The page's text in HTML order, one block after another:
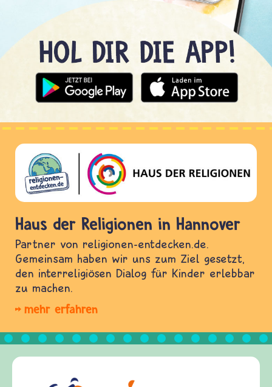
Haus der Religionen in Hannover
Partner von religionen-entdecken.de.
Gemeinsam haben wir uns zum Ziel gesetzt,
den interreligiösen Dialog für Kinder erlebbar
zu machen.
mehr erfahren